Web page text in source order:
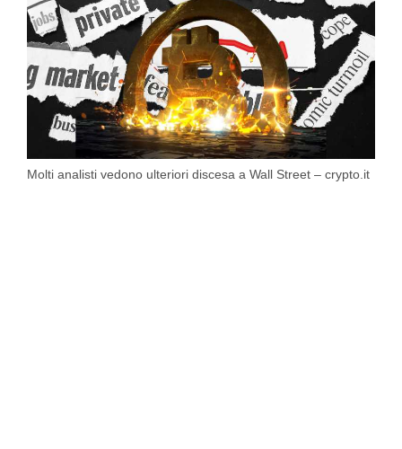
Molti analisti vedono ulteriori discesa a Wall Street – crypto.it